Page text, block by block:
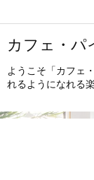
カフェ・パ
ようこそ「カフェ
れるようになれる